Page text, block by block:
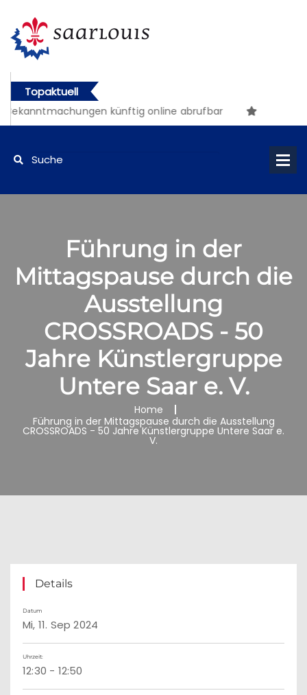
Topaktuell
künftig online abrufbar
Führung in der
Mittagspause durch die
Ausstellung
CROSSROADS - 50
Jahre Künstlergruppe
Untere Saar e. V.
Home
Führung in der Mittagspause durch die Ausstellung
CROSSROADS - 50 Jahre Künstlergruppe Untere Saar e.
V.
Details
Datum
Mi, 11. Sep 2024
Uhrzeit:
12:30 - 12:50